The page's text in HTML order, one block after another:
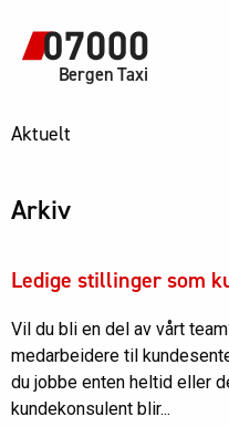
Bergen Taxi
Aktuelt
Arkiv
Ledige stillinger som
Vil du bli en del av vårt
medarbeidere til
du jobbe enten heltid eller
kundekonsulent blir...